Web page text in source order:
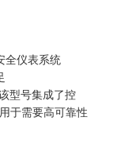
全仪表系统
型号集成了控
于需要高可靠性